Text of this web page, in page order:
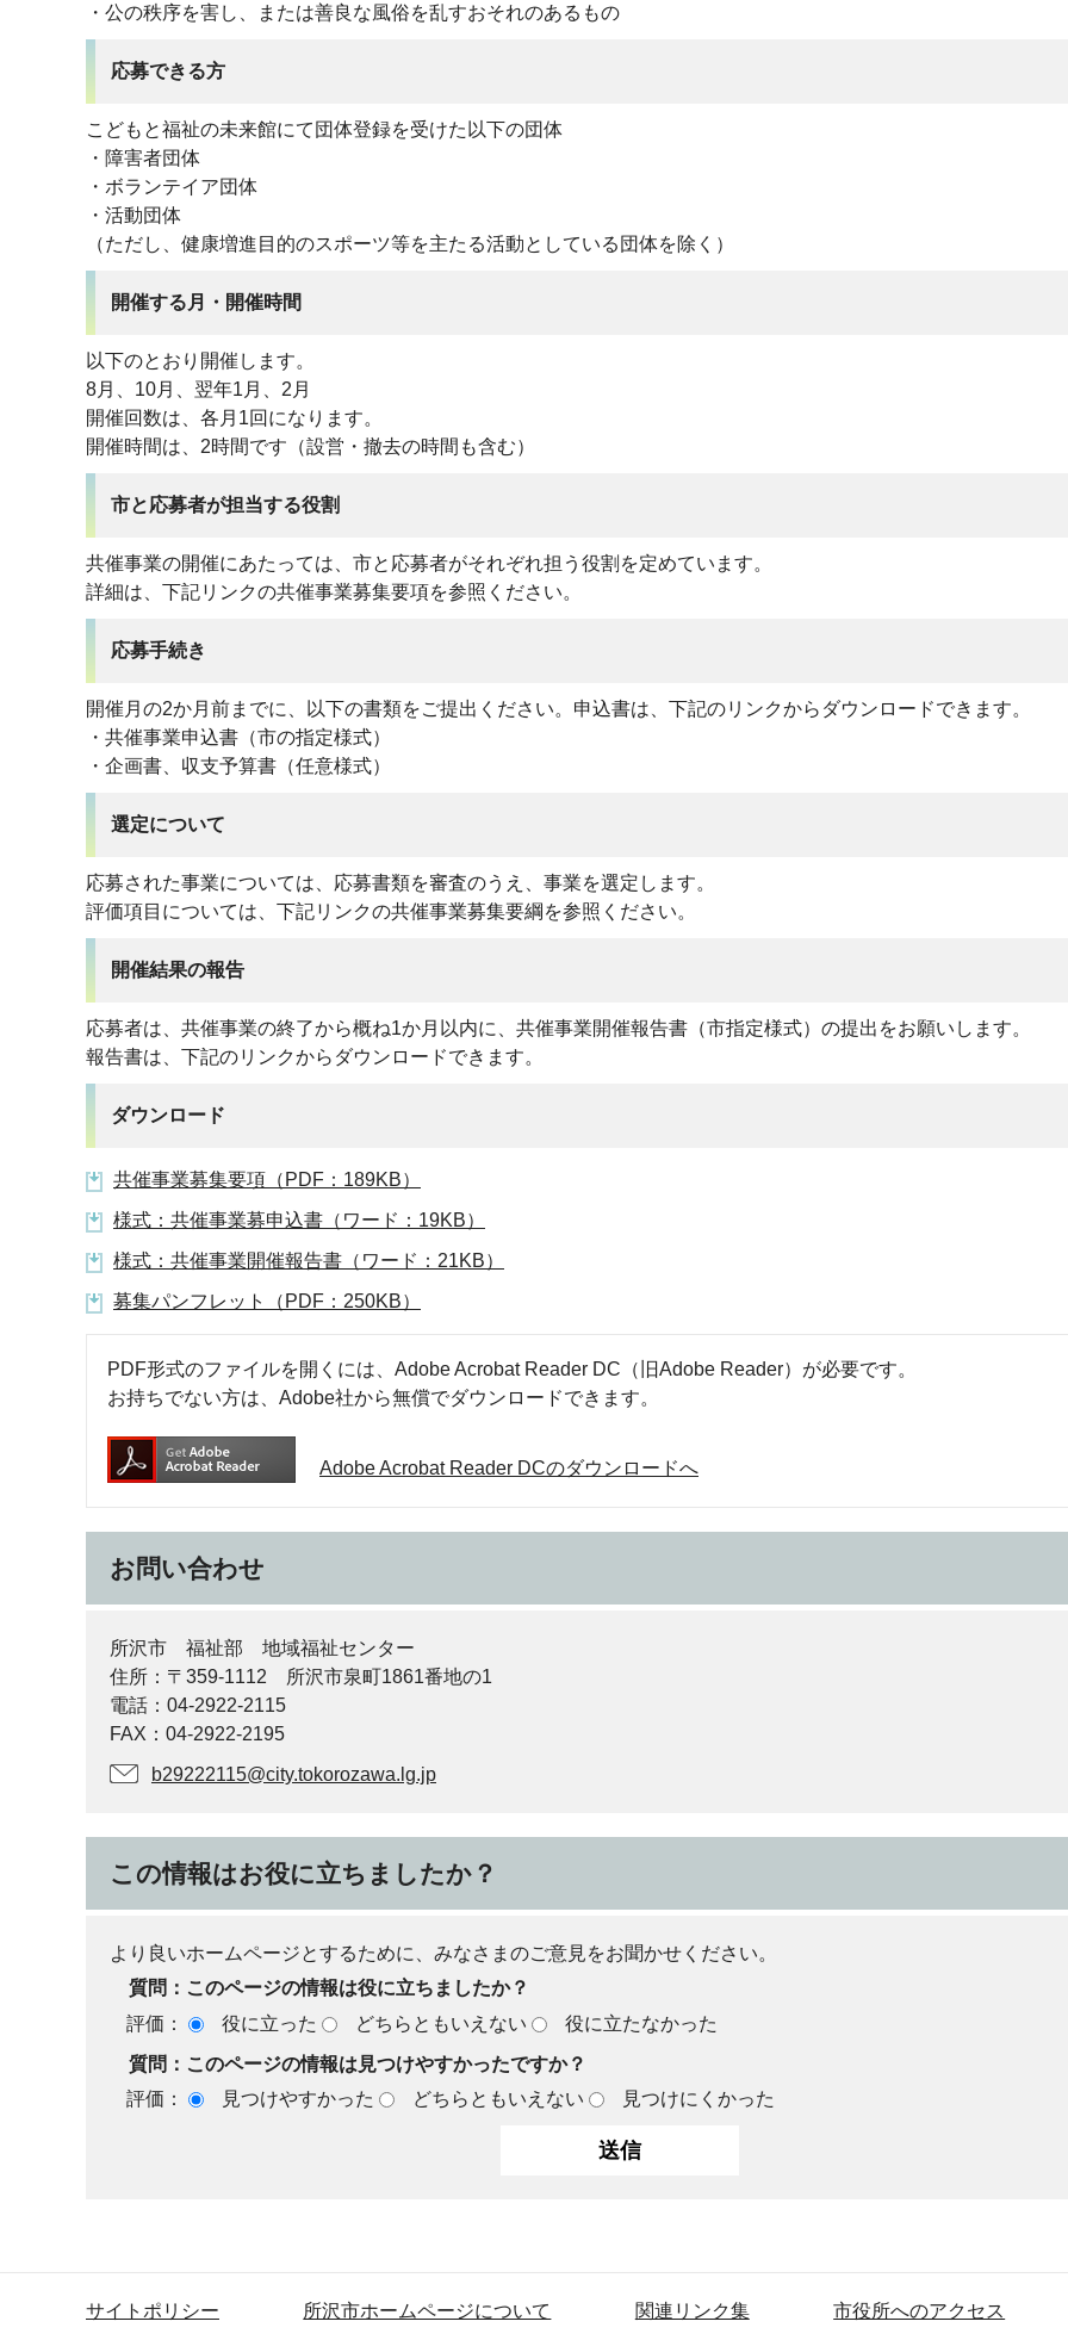
・公の秩序を害し、または善良な風俗を乱すおそれのあるもの
応募できる方
こどもと福祉の未来館にて団体登録を受けた以下の団体
・障害者団体
・ボランテイア団体
・活動団体
（ただし、健康増進目的のスポーツ等を主たる活動としている団体を除く）
開催する月・開催時間
以下のとおり開催します。
8月、10月、翌年1月、2月
開催回数は、各月1回になります。
開催時間は、2時間です（設営・撤去の時間も含む）
市と応募者が担当する役割
共催事業の開催にあたっては、市と応募者がそれぞれ担う役割を定めています。
詳細は、下記リンクの共催事業募集要項を参照ください。
応募手続き
開催月の2か月前までに、以下の書類をご提出ください。申込書は、下記のリンクからダウンロードできます。
・共催事業申込書（市の指定様式）
・企画書、収支予算書（任意様式）
選定について
応募された事業については、応募書類を審査のうえ、事業を選定します。
評価項目については、下記リンクの共催事業募集要綱を参照ください。
開催結果の報告
応募者は、共催事業の終了から概ね1か月以内に、共催事業開催報告書（市指定様式）の提出をお願いします。
報告書は、下記のリンクからダウンロードできます。
ダウンロード
共催事業募集要項（PDF：189KB）
様式：共催事業募申込書（ワード：19KB）
様式：共催事業開催報告書（ワード：21KB）
募集パンフレット（PDF：250KB）
PDF形式のファイルを開くには、Adobe Acrobat Reader DC（旧Adobe Reader）が必要です。
お持ちでない方は、Adobe社から無償でダウンロードできます。
Adobe Acrobat Reader DCのダウンロードへ
お問い合わせ
所沢市 福祉部 地域福祉センター
住所：〒359‐1112 所沢市泉町1861番地の1
電話：04-2922-2115
FAX：04-2922‐2195
b29222115@city.tokorozawa.lg.jp
この情報はお役に立ちましたか？
より良いホームページとするために、みなさまのご意見をお聞かせください。
質問：このページの情報は役に立ちましたか？
評価：
役に立った どちらともいえない
役に立たなかった
質問：このページの情報は見つけやすかったですか？
評価：
見つけやすかった どちらともいえない 見つけにくかった
サイトポリシー 所沢市ホームページについて 関連リンク集 市役所へのアクセス